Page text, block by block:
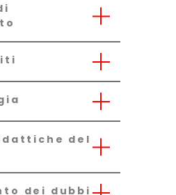
del
dei dubbi